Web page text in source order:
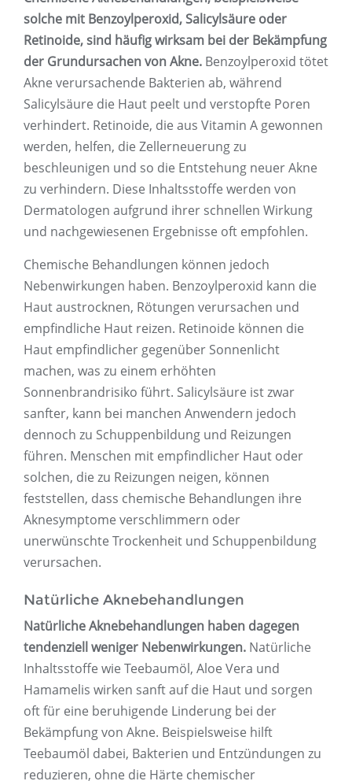
solche mit Benzoylperoxid, Salicylsäure oder
Retinoide, sind häufig wirksam bei der Bekämpfung
der Grundursachen von Akne. Benzoylperoxid tötet
Akne verursachende Bakterien ab, während
Salicylsäure die Haut peelt und verstopfte Poren
verhindert. Retinoide, die aus Vitamin A gewonnen
werden, helfen, die Zellerneuerung zu
beschleunigen und so die Entstehung neuer Akne
zu verhindern. Diese Inhaltsstoffe werden von
Dermatologen aufgrund ihrer schnellen Wirkung
und nachgewiesenen Ergebnisse oft empfohlen.
Chemische Behandlungen können jedoch
Nebenwirkungen haben. Benzoylperoxid kann die
Haut austrocknen, Rötungen verursachen und
empfindliche Haut reizen. Retinoide können die
Haut empfindlicher gegenüber Sonnenlicht
machen, was zu einem erhöhten
Sonnenbrandrisiko führt. Salicylsäure ist zwar
sanfter, kann bei manchen Anwendern jedoch
dennoch zu Schuppenbildung und Reizungen
führen. Menschen mit empfindlicher Haut oder
solchen, die zu Reizungen neigen, können
feststellen, dass chemische Behandlungen ihre
Aknesymptome verschlimmern oder
unerwünschte Trockenheit und Schuppenbildung
verursachen.
Natürliche Aknebehandlungen
Natürliche Aknebehandlungen haben dagegen
tendenziell weniger Nebenwirkungen. Natürliche
Inhaltsstoffe wie Teebaumöl, Aloe Vera und
Hamamelis wirken sanft auf die Haut und sorgen
oft für eine beruhigende Linderung bei der
Bekämpfung von Akne. Beispielsweise hilft
Teebaumöl dabei, Bakterien und Entzündungen zu
reduzieren, ohne die Härte chemischer